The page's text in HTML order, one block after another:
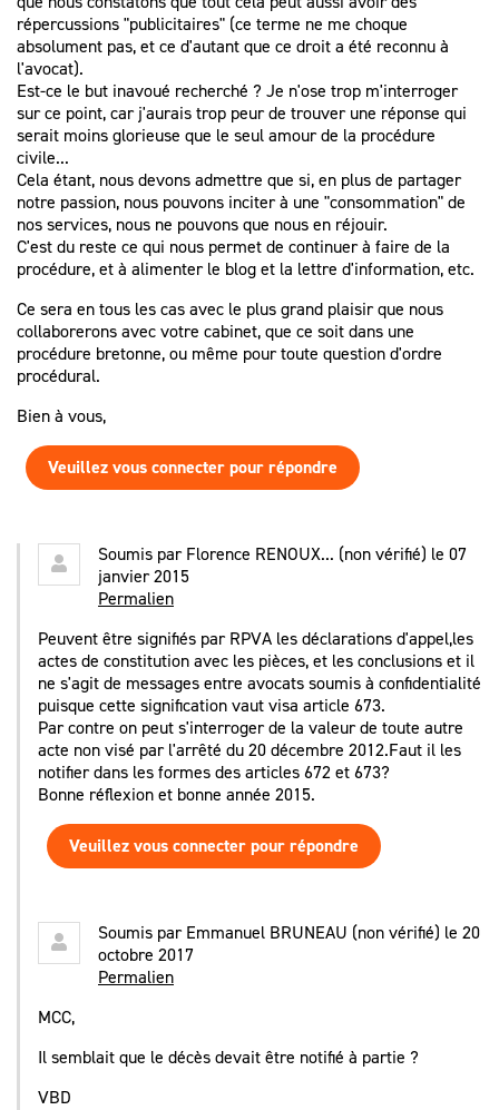
répercussions "publicitaires" (ce terme ne me choque
absolument pas, et ce d'autant que ce droit a été reconnu à
l'avocat).
Est-ce le but inavoué recherché ? Je n'ose trop m'interroger
sur ce point, car j'aurais trop peur de trouver une réponse qui
serait moins glorieuse que le seul amour de la procédure
civile...
Cela étant, nous devons admettre que si, en plus de partager
notre passion, nous pouvons inciter à une "consommation" de
nos services, nous ne pouvons que nous en réjouir.
C'est du reste ce qui nous permet de continuer à faire de la
procédure, et à alimenter le blog et la lettre d'information, etc.
Ce sera en tous les cas avec le plus grand plaisir que nous
collaborerons avec votre cabinet, que ce soit dans une
procédure bretonne, ou même pour toute question d'ordre
procédural.
Bien à vous,
Veuillez vous connecter pour répondre
Soumis parFlorence RENOUX... (non vérifié) le 07
janvier 2015
Permalien
Peuvent être signifiés par RPVA les déclarations d'appel,les
actes de constitution avec les pièces, et les conclusions et il
ne s'agit de messages entre avocats soumis à confidentialité
puisque cette signification vaut visa article 673.
Par contre on peut s'interroger de la valeur de toute autre
acte non visé par l'arrêté du 20 décembre 2012.Faut il les
notifier dans les formes des articles 672 et 673?
Bonne réflexion et bonne année 2015.
Veuillez vous connecter pour répondre
Soumis parEmmanuel BRUNEAU (non vérifié) le 20
octobre 2017
Permalien
MCC,
Il semblait que le décès devait être notifié à partie ?
VBD